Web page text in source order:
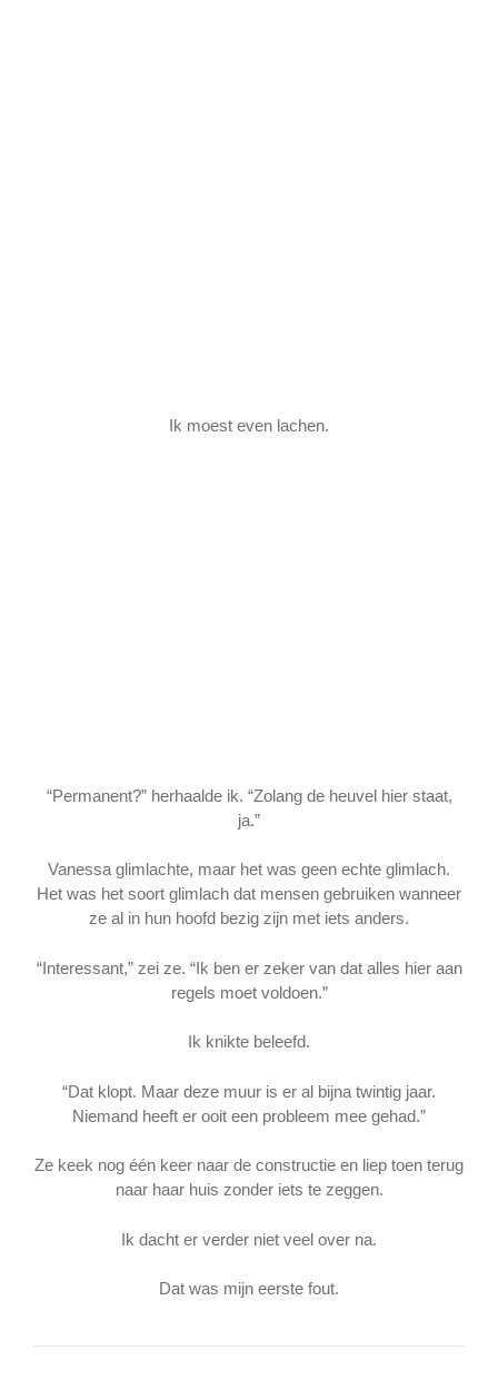
Ik moest even lachen.
“Permanent?” herhaalde ik. “Zolang de heuvel hier staat,
ja.”
Vanessa glimlachte, maar het was geen echte glimlach.
Het was het soort glimlach dat mensen gebruiken wanneer
ze al in hun hoofd bezig zijn met iets anders.
“Interessant,” zei ze. “Ik ben er zeker van dat alles hier aan
regels moet voldoen.”
Ik knikte beleefd.
“Dat klopt. Maar deze muur is er al bijna twintig jaar.
Niemand heeft er ooit een probleem mee gehad.”
Ze keek nog één keer naar de constructie en liep toen terug
naar haar huis zonder iets te zeggen.
Ik dacht er verder niet veel over na.
Dat was mijn eerste fout.